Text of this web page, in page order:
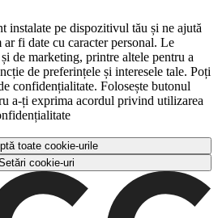
instalate pe dispozitivul tău și ne ajută
fi date cu caracter personal. Le
de marketing, printre altele pentru a
de preferințele și interesele tale. Poți
confidențialitate. Folosește butonul
a-ți exprima acordul privind utilizarea
toate cookie-urile
cookie-uri